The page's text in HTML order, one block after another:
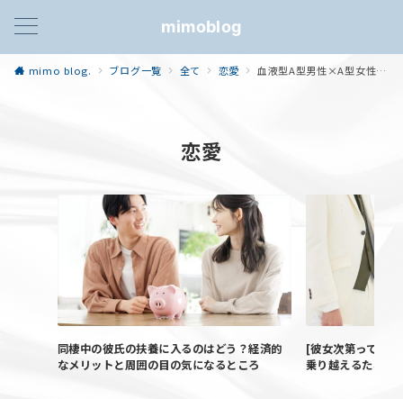
mimoblog
mimo blog. ブログ一覧 全て 恋愛 血液型A型男性×A型女性の恋愛の特徴！A型同士は相性がいいってホント？！
恋愛
同棲中の彼氏の扶養に入るのはどう？経済的
なメリットと周囲の目の気になるところ
[彼女次第って言
乗り越えるために